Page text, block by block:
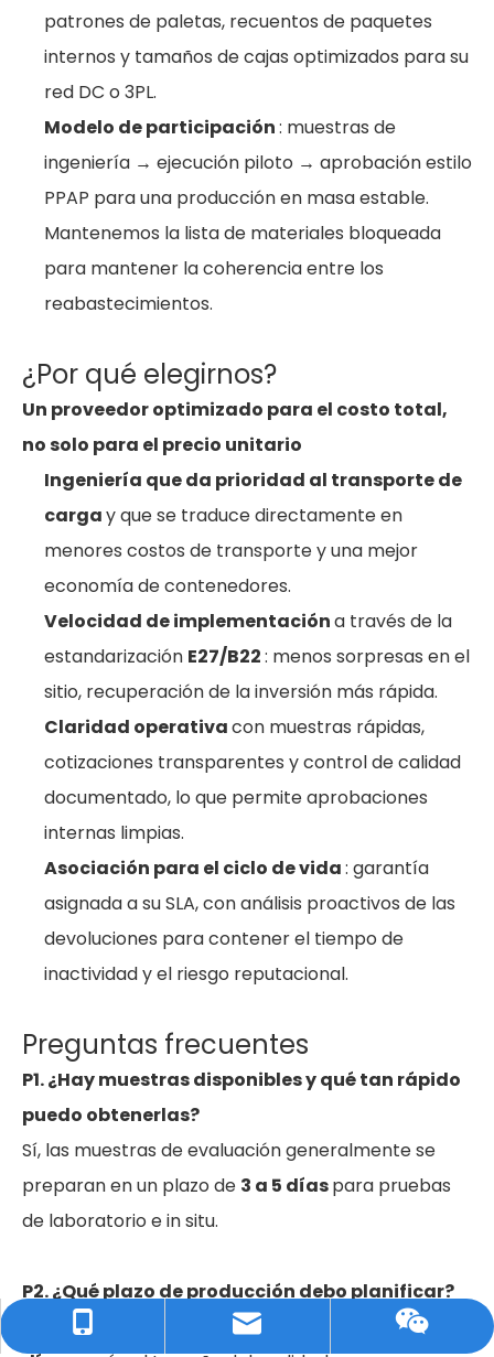
patrones de paletas, recuentos de paquetes
internos y tamaños de cajas optimizados para su
red DC o 3PL.
Modelo de participación: muestras de
ingeniería → ejecución piloto → aprobación estilo
PPAP para una producción en masa estable.
Mantenemos la lista de materiales bloqueada
para mantener la coherencia entre los
reabastecimientos.
¿Por qué elegirnos?
Un proveedor optimizado para el costo total,
no solo para el precio unitario
Ingeniería que da prioridad al transporte de
cargay que se traduce directamente en
menores costos de transporte y una mejor
economía de contenedores.
Velocidad de implementacióna través de la
estandarización E27/B22: menos sorpresas en el
sitio, recuperación de la inversión más rápida.
Claridad operativacon muestras rápidas,
cotizaciones transparentes y control de calidad
documentado, lo que permite aprobaciones
internas limpias.
Asociación para el ciclo de vida: garantía
asignada a su SLA, con análisis proactivos de las
devoluciones para contener el tiempo de
inactividad y el riesgo reputacional.
Preguntas frecuentes
P1. ¿Hay muestras disponibles y qué tan rápido
puedo obtenerlas?
Sí, las muestras de evaluación generalmente se
preparan en un plazo de 3 a 5 díaspara pruebas
de laboratorio e in situ.
P2. ¿Qué plazo de producción debo planificar?
La producción en masa suele durar alrededor de
TEL / WHATSAPP: +86 15089894270
Correo electrónico: allen@bestshowled.com
Wechat